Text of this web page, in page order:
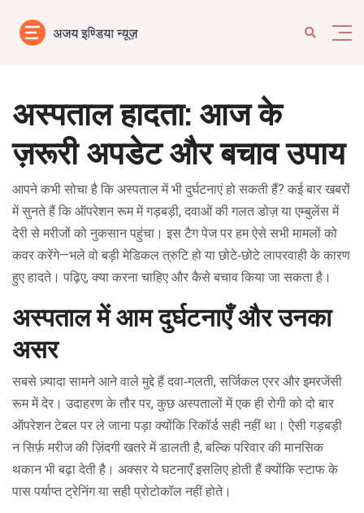
अस्पताल हादता: आज के
ज़रूरी अपडेट और बचाव उपाय
आपने कभी सोचा है कि अस्पताल में भी दुर्घटनाएं हो सकती हैं? कई बार खबरों
में सुनते हैं कि ऑपरेशन रूम में गड़बड़ी, दवाओं की गलत डोज़ या एम्बुलेंस में
देरी से मरीजों को नुकसान पहुंचा। इस टैग पेज पर हम ऐसे सभी मामलों को
कवर करेंगे—भले वो बड़ी मेडिकल त्रुटि हो या छोटे‑छोटे लापरवाही के कारण
हुए हादते। पढ़िए, क्या करना चाहिए और कैसे बचाव किया जा सकता है।
अस्पताल में आम दुर्घटनाएँ और उनका
असर
सबसे ज़्यादा सामने आने वाले मुद्दे हैं दवा‑गलती, सर्जिकल एरर और इमरजेंसी
रूम में देर। उदाहरण के तौर पर, कुछ अस्पतालों में एक ही रोगी को दो बार
ऑपरेशन टेबल पर ले जाना पड़ा क्योंकि रिकॉर्ड सही नहीं था। ऐसी गड़बड़ी
न सिर्फ़ मरीज की ज़िंदगी खतरे में डालती है, बल्कि परिवार की मानसिक
थकान भी बढ़ा देती है। अक्सर ये घटनाएँ इसलिए होती हैं क्योंकि स्टाफ के
पास पर्याप्त ट्रेनिंग या सही प्रोटोकॉल नहीं होते।